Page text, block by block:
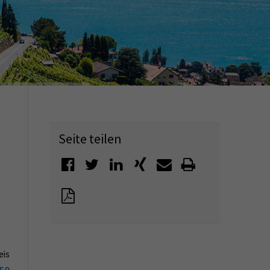
Seite teilen